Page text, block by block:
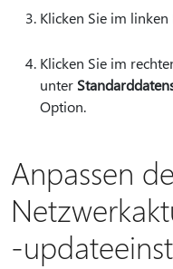
Klicken Sie im
Klicken Sie im
unter
Option.
Anpassen
-